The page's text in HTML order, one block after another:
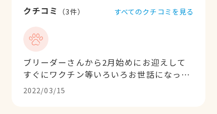
クチコミ （3件）
ブリーダーさんから2月始めにお迎えして
すぐにワクチン等いろいろお世話になって
ます。仕事上ホテルにも月一でお世話にな
る事になり、まだパピーなので不安ばかり
2022/03/15
すべてのクチコミを見る